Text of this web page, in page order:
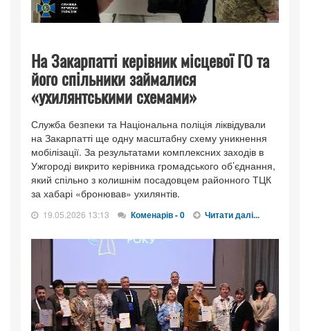
На Закарпатті керівник місцевої ГО та
його спільники займалися
«ухилянтськими схемами»
Служба безпеки та Національна поліція ліквідували
на Закарпатті ще одну масштабну схему уникнення
мобілізації. За результатами комплексних заходів в
Ужгороді викрито керівника громадського об’єднання,
який спільно з колишнім посадовцем районного ТЦК
за хабарі «бронював» ухилянтів.
19.05.2026 13:13 Коменарів - 0 Читати далі...